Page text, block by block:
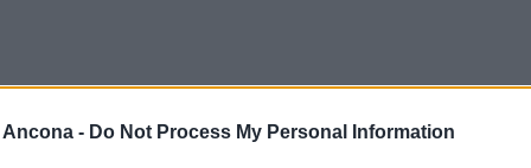
- Do Not Process My Personal Information